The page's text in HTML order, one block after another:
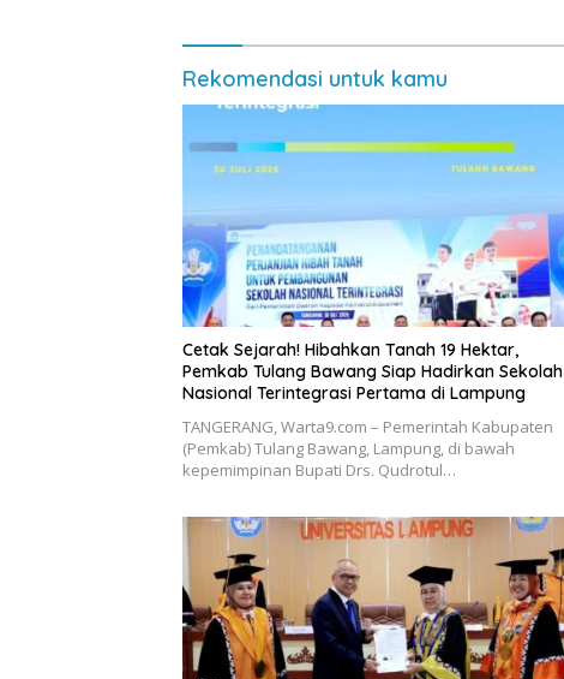
Rekomendasi untuk kamu
Cetak Sejarah! Hibahkan Tanah 19 Hektar,
Pemkab Tulang Bawang Siap Hadirkan Sekolah
Nasional Terintegrasi Pertama di Lampung
​TANGERANG, Warta9.com – Pemerintah Kabupaten
(Pemkab) Tulang Bawang, Lampung, di bawah
kepemimpinan Bupati Drs. Qudrotul…